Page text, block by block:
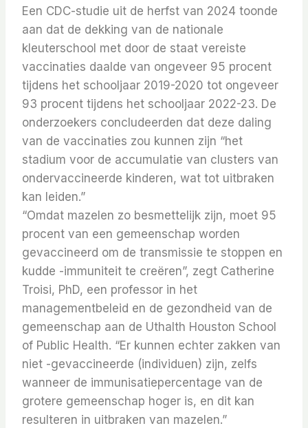
Een CDC-studie uit de herfst van 2024 toonde
aan dat de dekking van de nationale
kleuterschool met door de staat vereiste
vaccinaties daalde van ongeveer 95 procent
tijdens het schooljaar 2019-2020 tot ongeveer
93 procent tijdens het schooljaar 2022-23. De
onderzoekers concludeerden dat deze daling
van de vaccinaties zou kunnen zijn “het
stadium voor de accumulatie van clusters van
ondervaccineerde kinderen, wat tot uitbraken
kan leiden.”
“Omdat mazelen zo besmettelijk zijn, moet 95
procent van een gemeenschap worden
gevaccineerd om de transmissie te stoppen en
kudde -immuniteit te creëren”, zegt Catherine
Troisi, PhD, een professor in het
managementbeleid en de gezondheid van de
gemeenschap aan de Uthalth Houston School
of Public Health. “Er kunnen echter zakken van
niet -gevaccineerde (individuen) zijn, zelfs
wanneer de immunisatiepercentage van de
grotere gemeenschap hoger is, en dit kan
resulteren in uitbraken van mazelen.”